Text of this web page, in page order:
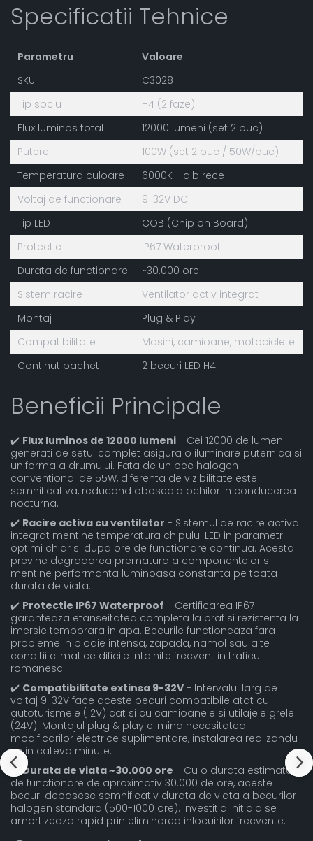
Specificatii Tehnice
Parametru
Valoare
SKU
C3028
Tip soclu
H4 (2 faze)
Flux luminos total
12000 lumeni (set 2 buc)
Putere
100W (set 2 buc / 50W/buc)
Temperatura culoare
6000K - alb rece
Voltaj de functionare
9-32V DC
Tip LED
COB (Chip on Board)
Protectie
IP67 Waterproof
Durata de functionare
~30.000 ore
Sistem racire
Ventilator activ integrat
Montaj
Plug & Play
Compatibilitate
Masini, camioane, motociclete
Continut pachet
2 becuri LED H4
Beneficii Principale
✔️ Flux luminos de 12000 lumeni - Cei 12000 de lumeni
generati de setul complet asigura o iluminare puternica si
uniforma a drumului. Fata de un bec halogen
conventional de 55W, diferenta de vizibilitate este
semnificativa, reducand oboseala ochilor in conducerea
nocturna.
✔️ Racire activa cu ventilator - Sistemul de racire activa
integrat mentine temperatura chipului LED in parametri
optimi chiar si dupa ore de functionare continua. Acesta
previne degradarea prematura a componentelor si
mentine performanta luminoasa constanta pe toata
durata de viata.
✔️ Protectie IP67 Waterproof - Certificarea IP67
garanteaza etanseitatea completa la praf si rezistenta la
imersie temporara in apa. Becurile functioneaza fara
probleme in ploaie intensa, zapada, namol sau alte
conditii climatice dificile intalnite frecvent in traficul
romanesc.
✔️ Compatibilitate extinsa 9-32V - Intervalul larg de
voltaj 9-32V face aceste becuri compatibile atat cu
autoturismele (12V) cat si cu camioanele si utilajele grele
(24V). Montajul plug & play elimina necesitatea
modificarilor electrice suplimentare, instalarea realizandu-
se in cateva minute.
✔️Durata de viata ~30.000 ore - Cu o durata estimata
de functionare de aproximativ 30.000 de ore, aceste
becuri depasesc semnificativ durata de viata a becurilor
halogen standard (500-1000 ore). Investitia initiala se
amortizeaza rapid prin eliminarea inlocuirilor frecvente.